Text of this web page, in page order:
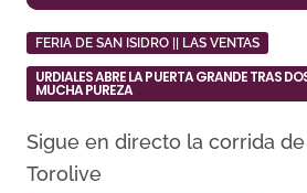
FERIA DE SAN ISIDRO || LAS VENTAS
URDIALES ABRE LA PUERTA GRANDE TRAS
MUCHA PUREZA
Sigue en directo la corrida de la prensa con
Torolive